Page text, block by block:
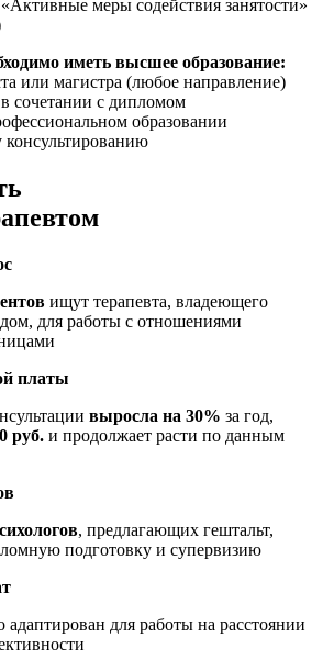
меры содействия занятости»
иметь высшее образование:
или магистра (любое направление)
сочетании с дипломом
образовании
консультированию
ищут терапевта, владеющего
для работы с отношениями
платы
выросла на 30% за год,
руб. и продолжает расти по данным
, предлагающих гештальт,
подготовку и супервизию
адаптирован для работы на расстоянии